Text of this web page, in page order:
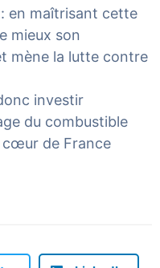
en maîtrisant cette
mieux son
mène la lutte contre
investir
du combustible
cœur de France